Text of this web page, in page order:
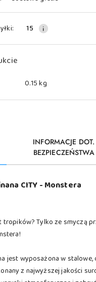
15
0.15 kg
INFORMACJE DOT.
BEZPIECZEŃSTWA
CITY - Monstera
tropików? Tylko ze smyczą
jest wyposażona w stalowe,
z najwyższej jakości